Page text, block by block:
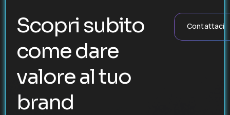
Scopri subito
come dare
valore al tuo
brand
Contattaci